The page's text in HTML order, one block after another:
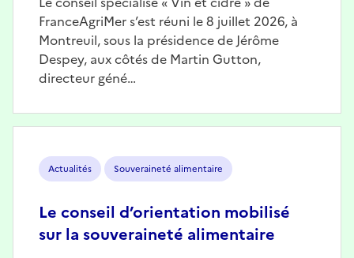
FranceAgriMer s’est réuni le 8 juillet 2026, à
Montreuil, sous la présidence de Jérôme
Despey, aux côtés de Martin Gutton,
directeur géné…
Actualités Souveraineté alimentaire
Le conseil d’orientation mobilisé
sur la souveraineté alimentaire